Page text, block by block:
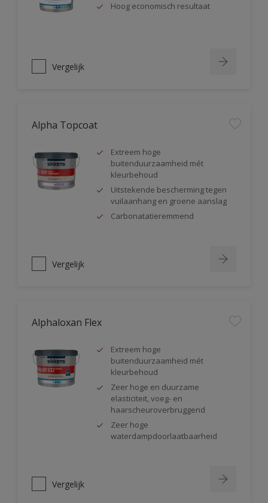
Hoog economisch resultaat
Vergelijk
Alpha Topcoat
Extreem hoge
buitenduurzaamheid mét
kleurbehoud
Uitstekende bescherming tegen
vuilaanhang en groene aanslag
Carbonatatieremmend
Vergelijk
Alphaloxan Flex
Extreem hoge
buitenduurzaamheid mét
kleurbehoud
Zeer hoge en duurzame
elasticiteit, voeg- en
haarscheuroverbruggend
Zeer hoge
waterdampdoorlaatbaarheid
Vergelijk